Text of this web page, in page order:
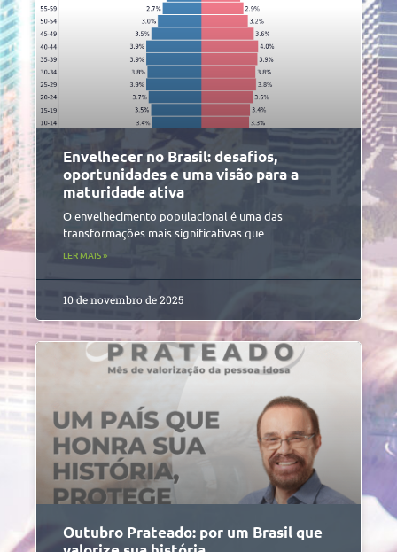
Envelhecer no Brasil: desafios,
oportunidades e uma visão para a
maturidade ativa
O envelhecimento populacional é uma das
transformações mais significativas que
LER MAIS »
10 de novembro de 2025
Outubro Prateado: por um Brasil que